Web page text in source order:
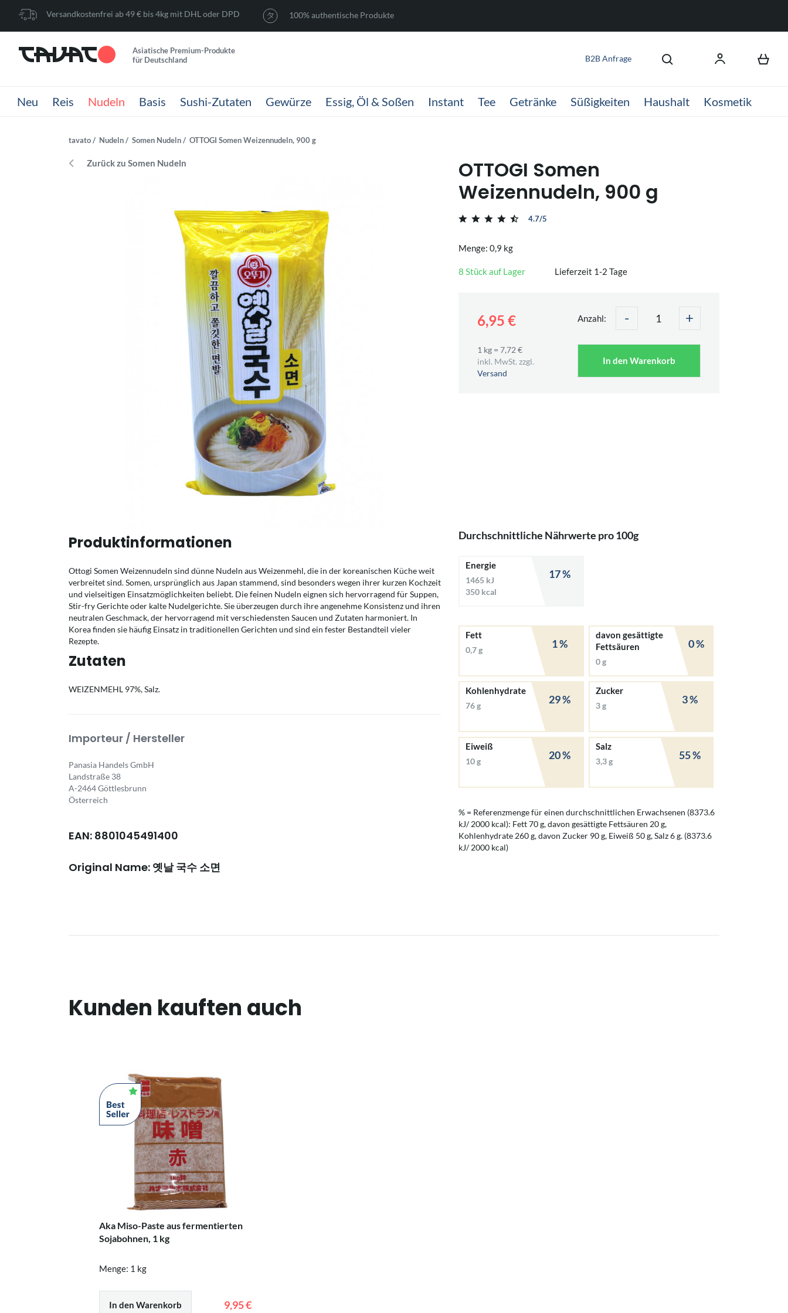
Versandkostenfrei ab 49 € bis 4kg mit DHL oder DPD 100% authentische Produkte
Asiatische Premium-Produkte
für Deutschland
B2B Anfrage
Neu Reis Nudeln Basis Sushi-Zutaten Gewürze Essig, Öl & Soßen Instant Tee Getränke Süßigkeiten Haushalt Kosmetik
tavato Nudeln Somen Nudeln OTTOGI Somen Weizennudeln, 900 g
Zurück zu Somen Nudeln
OTTOGI Somen
Weizennudeln, 900 g
4.7/5
Menge: 0,9 kg
8 Stück auf Lager Lieferzeit 1-2 Tage
6,95 € Anzahl: - +
1 kg = 7,72 €
inkl. MwSt. zzgl.
Versand
In den Warenkorb
Produktinformationen
Ottogi Somen Weizennudeln sind dünne Nudeln aus Weizenmehl, die in der koreanischen Küche weit
verbreitet sind. Somen, ursprünglich aus Japan stammend, sind besonders wegen ihrer kurzen Kochzeit
und vielseitigen Einsatzmöglichkeiten beliebt. Die feinen Nudeln eignen sich hervorragend für Suppen,
Stir-fry Gerichte oder kalte Nudelgerichte. Sie überzeugen durch ihre angenehme Konsistenz und ihren
neutralen Geschmack, der hervorragend mit verschiedensten Saucen und Zutaten harmoniert. In
Korea finden sie häufig Einsatz in traditionellen Gerichten und sind ein fester Bestandteil vieler
Rezepte.
Zutaten
WEIZENMEHL 97%, Salz.
Importeur / Hersteller
Panasia Handels GmbH
Landstraße 38
A-2464 Göttlesbrunn
Österreich
EAN: 8801045491400
Original Name: 옛날 국수 소면
Durchschnittliche Nährwerte pro 100g
Energie
1465 kJ
350 kcal
17 %
Fett
0,7 g 1 %
davon gesättigte
Fettsäuren
0 g
0 %
Kohlenhydrate
76 g 29 %
Zucker
3 g 3 %
Eiweiß
10 g 20 %
Salz
3,3 g 55 %
% = Referenzmenge für einen durchschnittlichen Erwachsenen (8373.6
kJ/ 2000 kcal): Fett 70 g, davon gesättigte Fettsäuren 20 g,
Kohlenhydrate 260 g, davon Zucker 90 g, Eiweiß 50 g, Salz 6 g. (8373.6
kJ/ 2000 kcal)
Kunden kauften auch
Aka Miso-Paste aus fermentierten
Sojabohnen, 1 kg
Menge: 1 kg
In den Warenkorb 9,95 €